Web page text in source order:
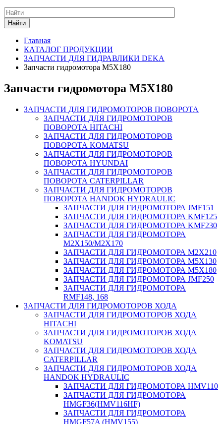
Найти
Главная
КАТАЛОГ ПРОДУКЦИИ
ЗАПЧАСТИ ДЛЯ ГИДРАВЛИКИ DEKA
Запчасти гидромотора M5X180
Запчасти гидромотора M5X180
ЗАПЧАСТИ ДЛЯ ГИДРОМОТОРОВ ПОВОРОТА
ЗАПЧАСТИ ДЛЯ ГИДРОМОТОРОВ
ПОВОРОТА HITACHI
ЗАПЧАСТИ ДЛЯ ГИДРОМОТОРОВ
ПОВОРОТА KOMATSU
ЗАПЧАСТИ ДЛЯ ГИДРОМОТОРОВ
ПОВОРОТА HYUNDAI
ЗАПЧАСТИ ДЛЯ ГИДРОМОТОРОВ
ПОВОРОТА CATERPILLAR
ЗАПЧАСТИ ДЛЯ ГИДРОМОТОРОВ
ПОВОРОТА HANDOK HYDRAULIC
ЗАПЧАСТИ ДЛЯ ГИДРОМОТОРА JMF151
ЗАПЧАСТИ ДЛЯ ГИДРОМОТОРА KMF125
ЗАПЧАСТИ ДЛЯ ГИДРОМОТОРА KMF230
ЗАПЧАСТИ ДЛЯ ГИДРОМОТОРА
M2X150/M2X170
ЗАПЧАСТИ ДЛЯ ГИДРОМОТОРА M2X210
ЗАПЧАСТИ ДЛЯ ГИДРОМОТОРА M5X130
ЗАПЧАСТИ ДЛЯ ГИДРОМОТОРА M5X180
ЗАПЧАСТИ ДЛЯ ГИДРОМОТОРА JMF250
ЗАПЧАСТИ ДЛЯ ГИДРОМОТОРА
RMF148, 168
ЗАПЧАСТИ ДЛЯ ГИДРОМОТОРОВ ХОДА
ЗАПЧАСТИ ДЛЯ ГИДРОМОТОРОВ ХОДА
HITACHI
ЗАПЧАСТИ ДЛЯ ГИДРОМОТОРОВ ХОДА
KOMATSU
ЗАПЧАСТИ ДЛЯ ГИДРОМОТОРОВ ХОДА
CATERPILLAR
ЗАПЧАСТИ ДЛЯ ГИДРОМОТОРОВ ХОДА
HANDOK HYDRAULIC
ЗАПЧАСТИ ДЛЯ ГИДРОМОТОРА HMV110
ЗАПЧАСТИ ДЛЯ ГИДРОМОТОРА
HMGF36(HMV116HF)
ЗАПЧАСТИ ДЛЯ ГИДРОМОТОРА
HMGF57A (HMV155)